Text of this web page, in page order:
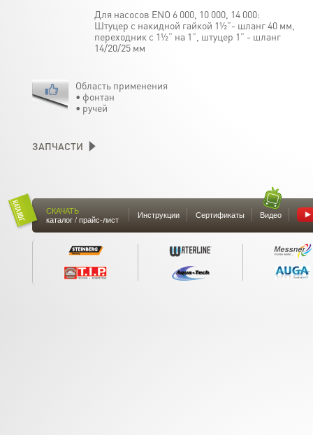
Для насосов ENO 6 000, 10 000, 14 000:
Штуцер с накидной гайкой 1½”- шланг 40 мм,
переходник с 1½” на 1”, штуцер 1” - шланг
14/20/25 мм
Область применения
• фонтан
• ручей
ЗАПЧАСТИ
СКАЧАТЬ
каталог / прайс-лист
Инструкции Сертификаты Видео